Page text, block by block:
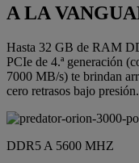
A LA
Hasta 32 GB de RAM
PCIe de 4.ª generación
7000 MB/s) te brindan
cero retrasos bajo presión.
DDR5 A 5600 MHZ